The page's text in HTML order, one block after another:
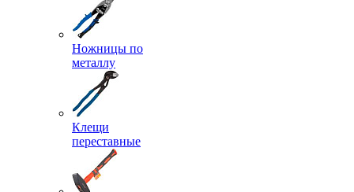
Ножницы по
металлу
Клещи
переставные